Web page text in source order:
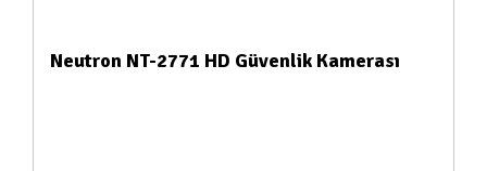
Neutron NT-2771 HD Güvenlik Kamerası